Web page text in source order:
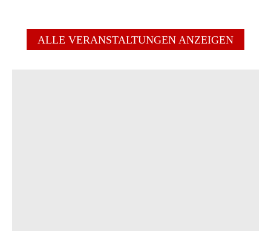
ALLE VERANSTALTUNGEN ANZEIGEN